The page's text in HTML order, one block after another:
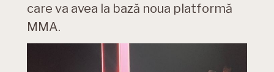
care va avea la bază noua platformă
MMA.